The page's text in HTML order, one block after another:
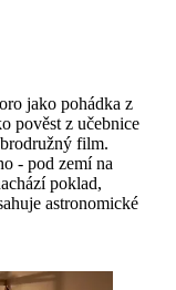
jako pohádka z
pověst z učebnice
film.
- pod zemí na
poklad,
astronomické